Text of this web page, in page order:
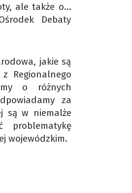
ale także o…
Debaty
jakie są
Regionalnego
o różnych
za
są w niemalże
problematykę
wojewódzkim.